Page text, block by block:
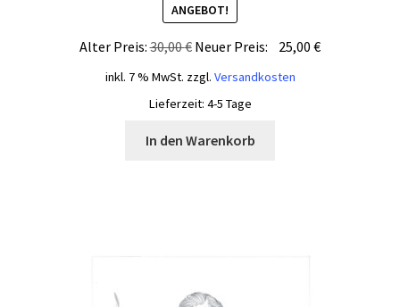
ANGEBOT!
Alter Preis:30,00€ Ursprünglicher
war:
30,00 €
Neuer Preis: 25,00€Aktueller
inkl. 7 % MwSt. zzgl. Versandkosten
Lieferzeit: 4-5 Tage
In den Warenkorb